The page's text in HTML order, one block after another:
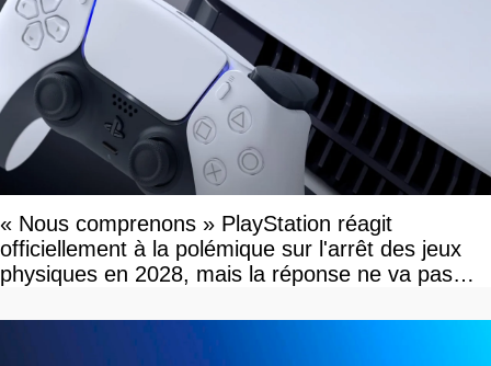
« Nous comprenons » PlayStation réagit
officiellement à la polémique sur l'arrêt des jeux
physiques en 2028, mais la réponse ne va pas